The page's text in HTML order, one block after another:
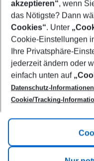
Footer
Footer navigation
Title A
Link A
akzeptieren“, wenn
das Nötigste? Dann
Cookies“. Unter
Cookie-Einstellungen
Ihre Privatsphäre-
jederzeit ändern oder
einfach unten auf
Datenschutz-Informationen
Cookie/Tracking-